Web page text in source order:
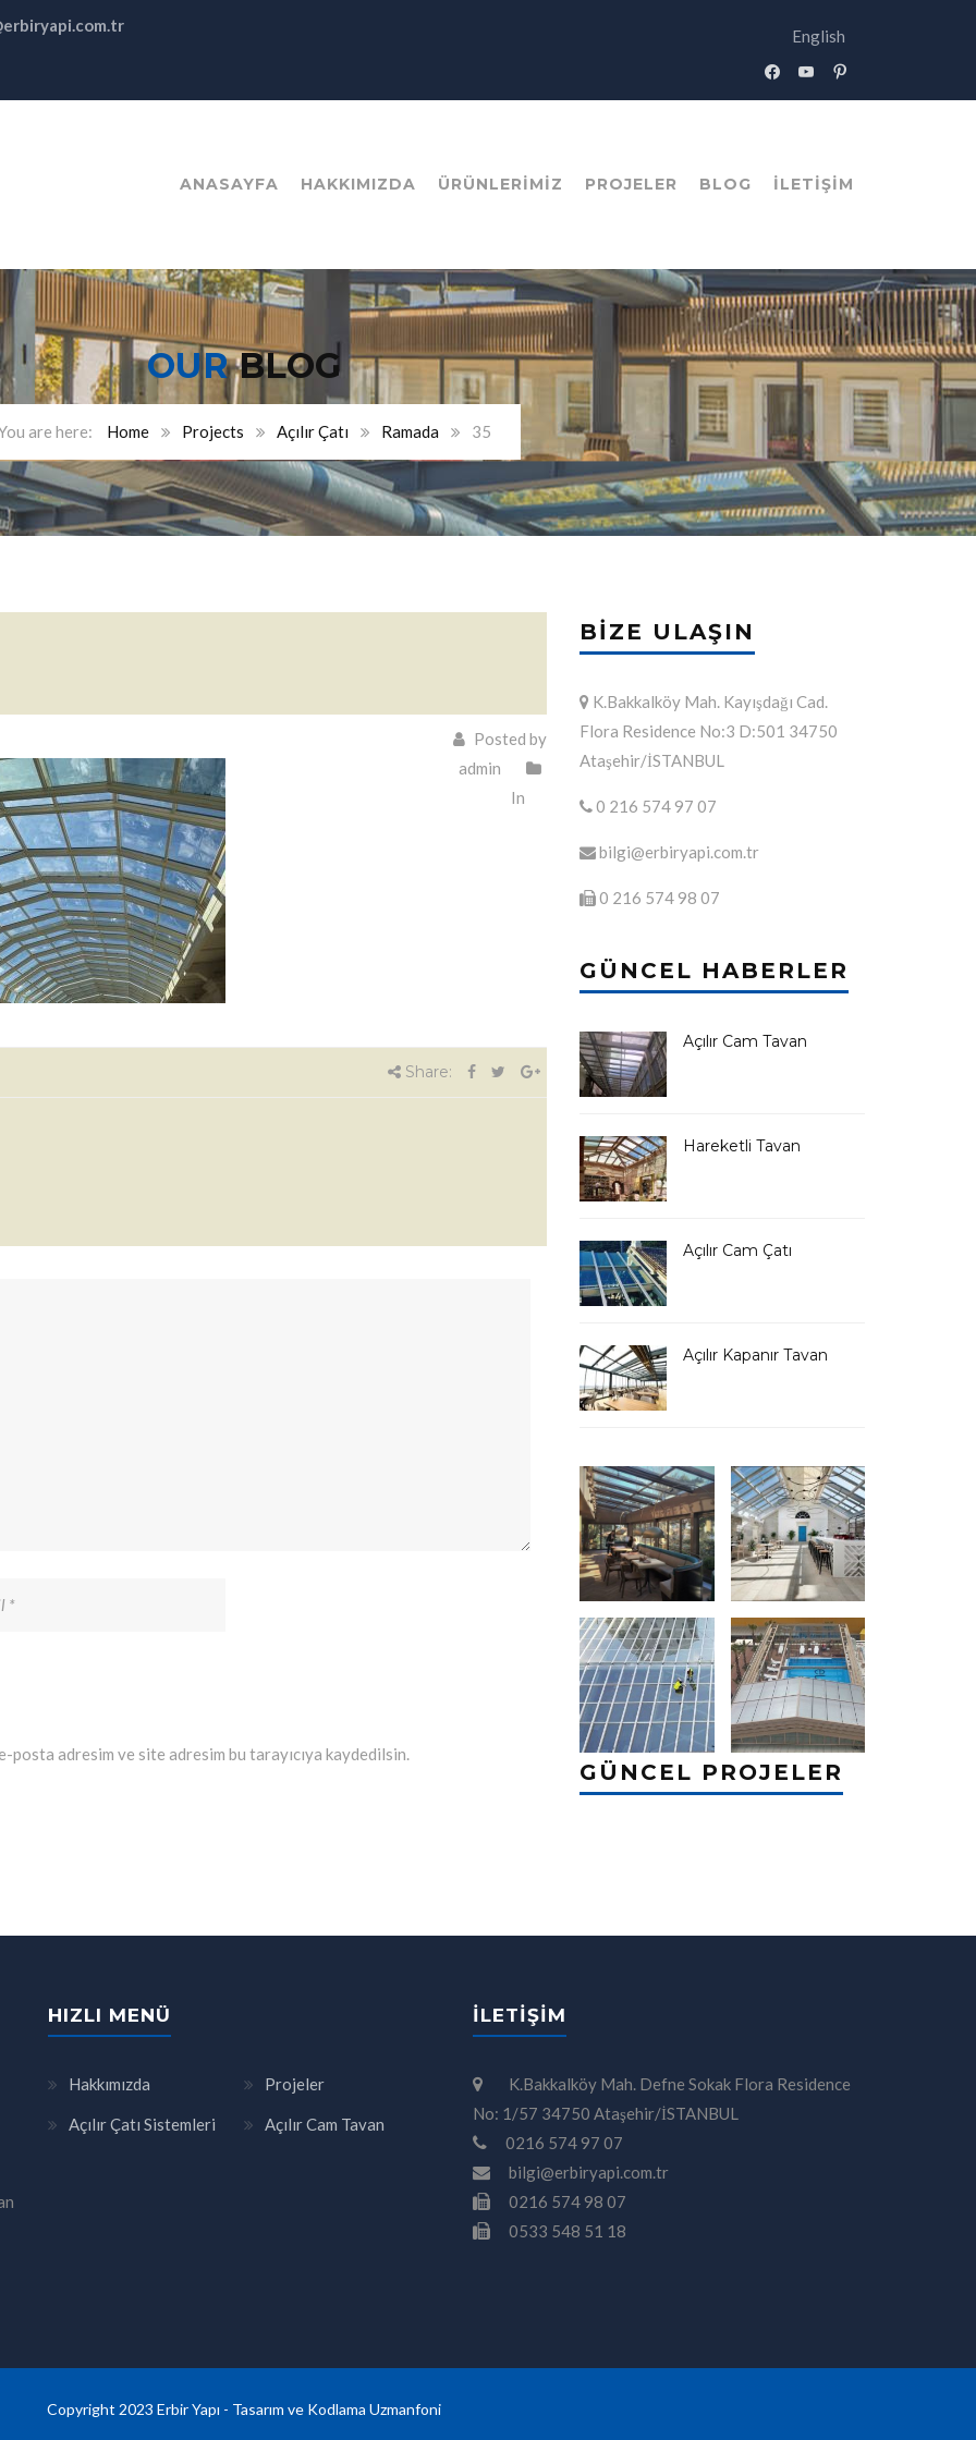
English
facebookyoutubepinterest
ANASAYFA HAKKIMIZDA ÜRÜNLERIMIZ PROJELER BLOG İLETIŞIM
OURBLOG
Home Projects Açılır Çatı Ramada 35
Posted by
admin
In
Share:
posta adresim ve site adresim bu tarayıcıya kaydedilsin.
BIZE ULAŞIN
K.Bakkalköy Mah. Kayışdağı Cad.
Flora Residence No:3 D:501 34750
Ataşehir/İSTANBUL
0 216 574 97 07
bilgi@erbiryapi.com.tr
0 216 574 98 07
GÜNCEL HABERLER
Açılır Cam Tavan
Hareketli Tavan
Açılır Cam Çatı
Açılır Kapanır Tavan
GÜNCEL PROJELER
HIZLI MENÜ
Hakkımızda Projeler
Açılır Çatı Sistemleri Açılır Cam Tavan
İLETIŞIM
K.Bakkalköy Mah. Defne Sokak Flora Residence
No: 1/57 34750 Ataşehir/İSTANBUL
0216 574 97 07
bilgi@erbiryapi.com.tr
0216 574 98 07
0533 548 51 18
Copyright 2023 Erbir Yapı - Tasarım ve Kodlama Uzmanfoni